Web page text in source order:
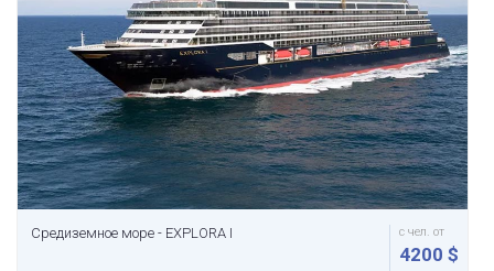
Средиземное море - EXPLORA I с чел. от
4200 $